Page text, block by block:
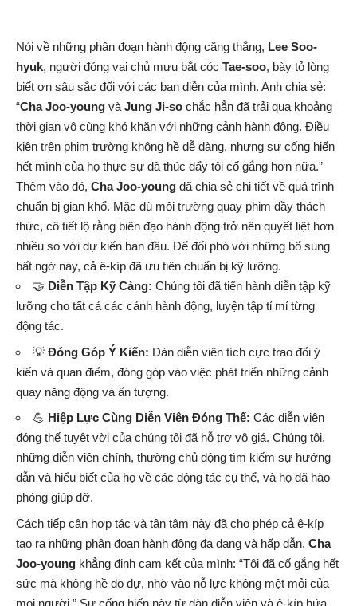
Nói về những phân đoạn hành động căng thẳng, Lee Soo-
hyuk, người đóng vai chủ mưu bắt cóc Tae-soo, bày tỏ lòng
biết ơn sâu sắc đối với các bạn diễn của mình. Anh chia sẻ:
“Cha Joo-young và Jung Ji-so chắc hẳn đã trải qua khoảng
thời gian vô cùng khó khăn với những cảnh hành động. Điều
kiện trên phim trường không hề dễ dàng, nhưng sự cống hiến
hết mình của họ thực sự đã thúc đẩy tôi cố gắng hơn nữa.”
Thêm vào đó, Cha Joo-young đã chia sẻ chi tiết về quá trình
chuẩn bị gian khổ. Mặc dù môi trường quay phim đầy thách
thức, cô tiết lộ rằng biên đạo hành động trở nên quyết liệt hơn
nhiều so với dự kiến ban đầu. Để đối phó với những bổ sung
bất ngờ này, cả ê-kíp đã ưu tiên chuẩn bị kỹ lưỡng.
🤝 Diễn Tập Kỹ Càng: Chúng tôi đã tiến hành diễn tập kỹ
lưỡng cho tất cả các cảnh hành động, luyện tập tỉ mỉ từng
động tác.
💡 Đóng Góp Ý Kiến: Dàn diễn viên tích cực trao đổi ý
kiến và quan điểm, đóng góp vào việc phát triển những cảnh
quay năng động và ấn tượng.
💪 Hiệp Lực Cùng Diễn Viên Đóng Thế: Các diễn viên
đóng thế tuyệt vời của chúng tôi đã hỗ trợ vô giá. Chúng tôi,
những diễn viên chính, thường chủ động tìm kiếm sự hướng
dẫn và hiểu biết của họ về các động tác cụ thể, và họ đã hào
phóng giúp đỡ.
Cách tiếp cận hợp tác và tận tâm này đã cho phép cả ê-kíp
tạo ra những phân đoạn hành động đa dạng và hấp dẫn. Cha
Joo-young khẳng định cam kết của mình: “Tôi đã cố gắng hết
sức mà không hề do dự, nhờ vào nỗ lực không mệt mỏi của
mọi người.” Sự cống hiến này từ dàn diễn viên và ê-kíp hứa